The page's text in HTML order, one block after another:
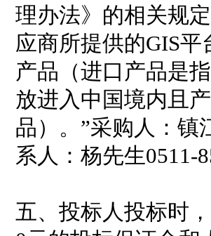
理办法》的相关规
应商所提供的GIS
产品（进口产品是
放进入中国境内且
品）。”采购人：镇
系人：杨先生0511-
五、投标人投标时